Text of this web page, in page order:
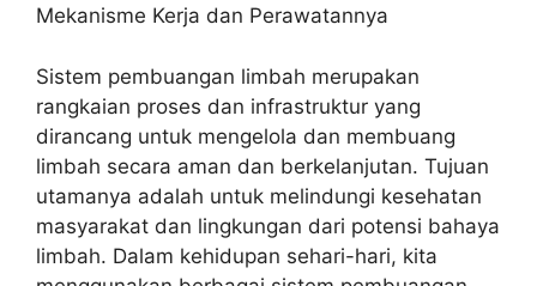
Mekanisme Kerja dan Perawatannya
Sistem pembuangan limbah merupakan
rangkaian proses dan infrastruktur yang
dirancang untuk mengelola dan membuang
limbah secara aman dan berkelanjutan. Tujuan
utamanya adalah untuk melindungi kesehatan
masyarakat dan lingkungan dari potensi bahaya
limbah. Dalam kehidupan sehari-hari, kita